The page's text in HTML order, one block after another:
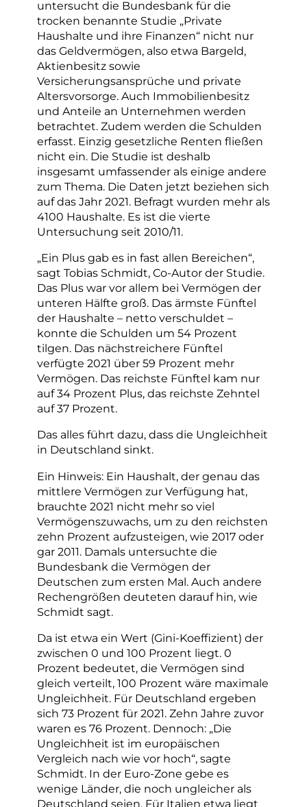
untersucht die Bundesbank für die
trocken benannte Studie „Private
Haushalte und ihre Finanzen“ nicht nur
das Geldvermögen, also etwa Bargeld,
Aktienbesitz sowie
Versicherungsansprüche und private
Altersvorsorge. Auch Immobilienbesitz
und Anteile an Unternehmen werden
betrachtet. Zudem werden die Schulden
erfasst. Einzig gesetzliche Renten fließen
nicht ein. Die Studie ist deshalb
insgesamt umfassender als einige andere
zum Thema. Die Daten jetzt beziehen sich
auf das Jahr 2021. Befragt wurden mehr als
4100 Haushalte. Es ist die vierte
Untersuchung seit 2010/11.
„Ein Plus gab es in fast allen Bereichen“,
sagt Tobias Schmidt, Co-Autor der Studie.
Das Plus war vor allem bei Vermögen der
unteren Hälfte groß. Das ärmste Fünftel
der Haushalte – netto verschuldet –
konnte die Schulden um 54 Prozent
tilgen. Das nächstreichere Fünftel
verfügte 2021 über 59 Prozent mehr
Vermögen. Das reichste Fünftel kam nur
auf 34 Prozent Plus, das reichste Zehntel
auf 37 Prozent.
Das alles führt dazu, dass die Ungleichheit
in Deutschland sinkt.
Ein Hinweis: Ein Haushalt, der genau das
mittlere Vermögen zur Verfügung hat,
brauchte 2021 nicht mehr so viel
Vermögenszuwachs, um zu den reichsten
zehn Prozent aufzusteigen, wie 2017 oder
gar 2011. Damals untersuchte die
Bundesbank die Vermögen der
Deutschen zum ersten Mal. Auch andere
Rechengrößen deuteten darauf hin, wie
Schmidt sagt.
Da ist etwa ein Wert (Gini-Koeffizient) der
zwischen 0 und 100 Prozent liegt. 0
Prozent bedeutet, die Vermögen sind
gleich verteilt, 100 Prozent wäre maximale
Ungleichheit. Für Deutschland ergeben
sich 73 Prozent für 2021. Zehn Jahre zuvor
waren es 76 Prozent. Dennoch: „Die
Ungleichheit ist im europäischen
Vergleich nach wie vor hoch“, sagte
Schmidt. In der Euro-Zone gebe es
wenige Länder, die noch ungleicher als
Deutschland seien. Für Italien etwa liegt